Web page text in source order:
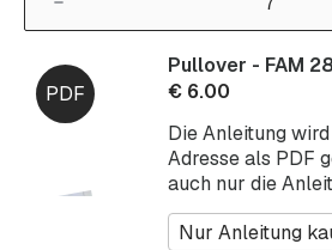
Die Anleitung
Adresse als PDF
auch nur die
Nur Anleitung
Pullover - FAM
€ 6.00